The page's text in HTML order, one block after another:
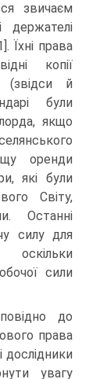
звичаєм
держателі
Їхні права
копії
(звідси й
були
якщо
оренди
які були
Світу,
Останні
силу для
оскільки
сили
до
права
дослідники
увагу